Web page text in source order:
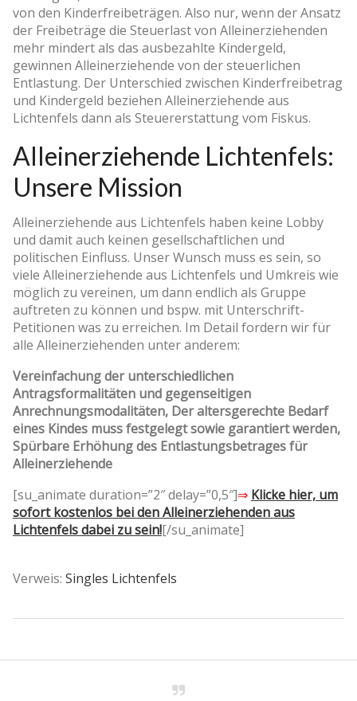
von den Kinderfreibeträgen. Also nur, wenn der Ansatz
der Freibeträge die Steuerlast von Alleinerziehenden
mehr mindert als das ausbezahlte Kindergeld,
gewinnen Alleinerziehende von der steuerlichen
Entlastung. Der Unterschied zwischen Kinderfreibetrag
und Kindergeld beziehen Alleinerziehende aus
Lichtenfels dann als Steuererstattung vom Fiskus.
Alleinerziehende Lichtenfels:
Unsere Mission
Alleinerziehende aus Lichtenfels haben keine Lobby
und damit auch keinen gesellschaftlichen und
politischen Einfluss. Unser Wunsch muss es sein, so
viele Alleinerziehende aus Lichtenfels und Umkreis wie
möglich zu vereinen, um dann endlich als Gruppe
auftreten zu können und bspw. mit Unterschrift-
Petitionen was zu erreichen. Im Detail fordern wir für
alle Alleinerziehenden unter anderem:
Vereinfachung der unterschiedlichen
Antragsformalitäten und gegenseitigen
Anrechnungsmodalitäten, Der altersgerechte Bedarf
eines Kindes muss festgelegt sowie garantiert werden,
Spürbare Erhöhung des Entlastungsbetrages für
Alleinerziehende
[su_animate duration=”2″ delay=”0,5″]⇒ Klicke hier, um
sofort kostenlos bei den Alleinerziehenden aus
Lichtenfels dabei zu sein![/su_animate]
Verweis: Singles Lichtenfels